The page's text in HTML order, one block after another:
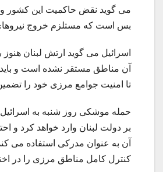
می گوید نقض حاکمیت این کشور
بس است که مستلزم خروج
اسرائیل می گوید ارتش لبنان
آن مناطق مستقر نشده است و باید
تا امنیت جوامع مرزی خود را
حمله موشکی روز شنبه به اسرائیل
بر دولت لبنان وارد خواهد کرد و
آن به عنوان مدرکی استفاده می
کنترل کامل مناطق مرزی را در